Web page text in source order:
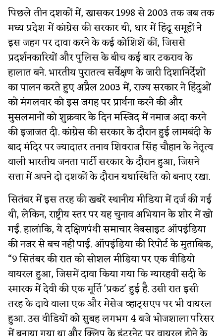
पिछले तीन दशकों में, खासकर 1998 से 2003 तक जब तक
मध्य प्रदेश में कांग्रेस की सरकार थी, धार में हिंदू समूहों ने
इस जहग पर दावा करने के कई कोशिशें कीं, जिससे
प्रदर्शनकारियों और पुलिस के बीच कई बार टकराव के
हालात बने. भारतीय पुरातत्व सर्वेक्षण के जारी दिशानिर्देशों
का पालन करते हुए अप्रैल 2003 में, राज्य सरकार ने हिंदुओं
को मंगलवार को इस जगह पर प्रार्थना करने की और
मुसलमानों को शुक्रवार के दिन मस्जिद में नमाज अदा करने
की इजाजत दी. कांग्रेस की सरकार के दौरान हुई लामबंदी के
बाद मंदिर पर ज्यादातर तनाव शिवराज सिंह चौहान के नेतृत्व
वाली भारतीय जनता पार्टी सरकार के दौरान हुआ, जिसने
सत्ता में अपने दो दशकों के दौरान यथास्थिति को बनाए रखा.
सितंबर में इस तरह की खबरें स्थानीय मीडिया में दर्ज की गई
थी, लेकिन, राष्ट्रीय स्तर पर यह चुनाव अभियान के शोर में खो
गईं. हालांकि, ये दक्षिणपंथी समाचार वेबसाइट ऑपइंडिया
की नजर से बच नहीं पाईं. ऑपइंडिया की रिपोर्ट के मुताबिक,
“9 सितंबर की रात को सोशल मीडिया पर एक वीडियो
वायरल हुआ, जिसमें दावा किया गया कि ग्यारहवीं सदी के
स्मारक में देवी की एक मूर्ति 'प्रकट' हुई है. उसी रात इसी
तरह के दावे वाला एक और मेसेज व्हाट्सएप पर भी वायरल
हुआ. उस वीडियों को सुबह लगभग 4 बजे भोजशाला परिसर